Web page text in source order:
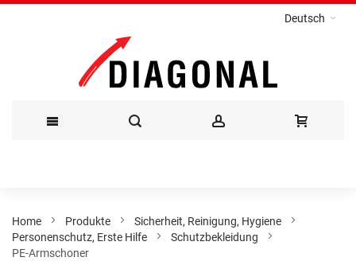
Deutsch
Inhalt
Home Produkte
Sicherheit, Reinigung, Hygiene
Personenschutz, Erste Hilfe
Schutzbekleidung
PE-Armschoner